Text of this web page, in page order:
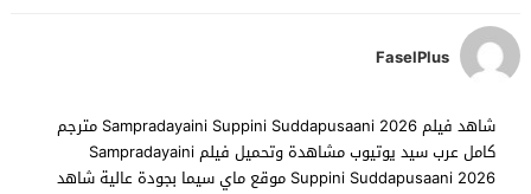
FaselPlus
شاهد فيلم Sampradayaini Suppini Suddapusaani 2026 مترجم
كامل عرب سيد يوتيوب مشاهدة وتحميل فيلم Sampradayaini
Suppini Suddapusaani 2026 موقع ماي سيما بجودة عالية شاهد